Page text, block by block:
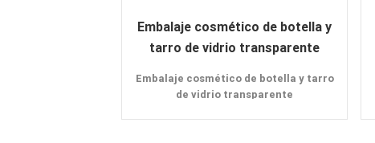
Embalaje cosmético de botella y
tarro de vidrio transparente
Embalaje cosmético de botella y tarro
de vidrio transparente